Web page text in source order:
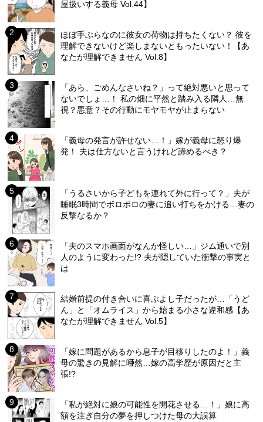
屋扱いする義母 Vol.44】
ほぼ手ぶらなのに彼女の荷物は持ちたくない？ 彼を
理解できないけど楽しまないともったいない！【あ
なたが理解できません Vol.8】
「あら、ごめんなさいね？」って絶対悪いと思って
ないでしょ…！ 私の畑に平然と踏み入る隣人…無
視？悪意？その行動にモヤモヤが止まらない
「義母の発言が許せない…！」嫁が義母に怒り爆
発！ 夫は仕方ないと言うけれど諦めるべき？
「うるさいから子どもを連れて外に行って？」夫が
睡眠3時間でボロボロの妻に追い打ちをかける…妻の
反撃なるか？
「夫のスマホ画面がなんか怪しい…」ジム通いで別
人のように変わった!? 夫が隠していた衝撃の事実と
は
結婚前提の付き合いに喜ぶよし子だったが…「うど
ん」と「オムライス」から始まる小さな違和感【あ
なたが理解できません Vol.5】
「嫁に問題があるから息子が目移りしたのよ！」義
母の驚きの見解に唖然…嫁の高学歴が原因だと主
張!?
「私が絶対に娘の可能性を開花させる…！」娘に高
額を注ぎ自分の夢を押しつけた母の大誤算